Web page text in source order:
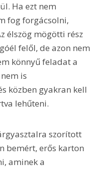
Ha ezt nem
fog forgácsolni,
élszög mögötti rész
felől, de azon nem
könnyű feladat a
is
közben gyakran kell
lehűteni.
szorított
bemért, erős karton
aminek a